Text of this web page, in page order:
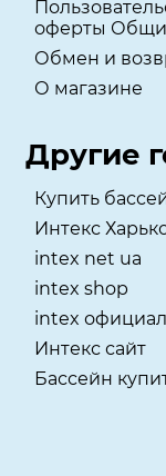
оферты
Обмен и
О магазине
Другие
Купить
Интекс
intex net ua
intex shop
intex
Интекс сайт
Бассейн